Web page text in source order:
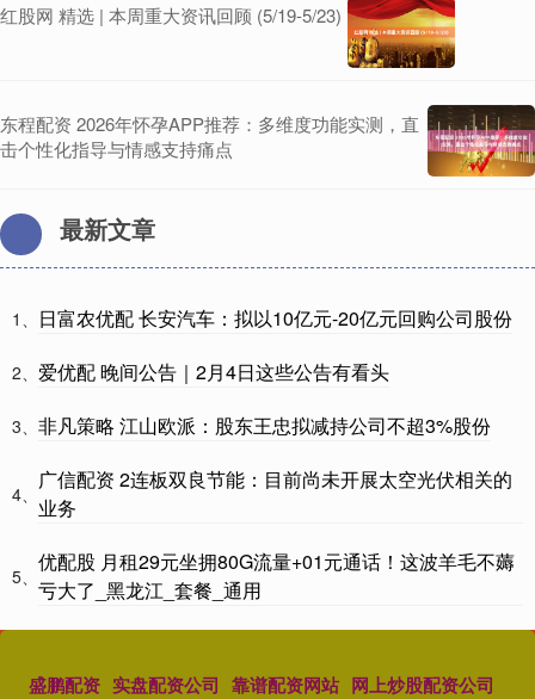
红股网 精选 | 本周重大资讯回顾 (5/19-5/23)
东程配资 2026年怀孕APP推荐：多维度功能实测，直
击个性化指导与情感支持痛点
最新文章
1、 日富农优配 长安汽车：拟以10亿元-20亿元回购公司股份
2、 爱优配 晚间公告｜2月4日这些公告有看头
3、 非凡策略 江山欧派：股东王忠拟减持公司不超3%股份
4、
广信配资 2连板双良节能：目前尚未开展太空光伏相关的
业务
5、
优配股 月租29元坐拥80G流量+01元通话！这波羊毛不薅
亏大了_黑龙江_套餐_通用
盛鹏配资 实盘配资公司 靠谱配资网站 网上炒股配资公司